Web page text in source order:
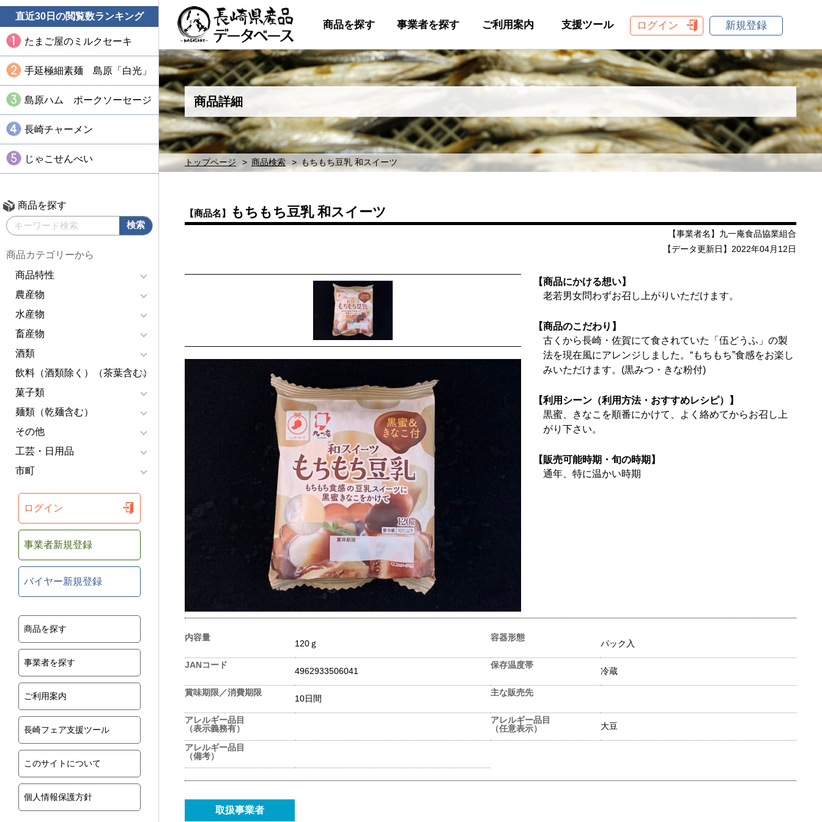
直近30日の閲覧数ランキング
たまご屋のミルクセーキ
手延極細素麺 島原「白光」
島原ハム ポークソーセージ
長崎チャーメン
じゃこせんべい
商品を探す
商品カテゴリーから
商品特性
農産物
水産物
畜産物
酒類
飲料（酒類除く）（茶葉含む）
菓子類
麺類（乾麺含む）
その他
工芸・日用品
市町
ログイン
事業者新規登録
バイヤー新規登録
商品を探す
事業者を探す
ご利用案内
長崎フェア支援ツール
このサイトについて
個人情報保護方針
商品を探す 事業者を探す ご利用案内 支援ツール ログイン 新規登録
商品詳細
トップページ 商品検索 もちもち豆乳 和スイーツ
【商品名】 もちもち豆乳 和スイーツ
【事業者名】九一庵食品協業組合
【データ更新日】2022年04月12日
【商品にかける想い】
老若男女問わずお召し上がりいただけます。
【商品のこだわり】
古くから長崎・佐賀にて食されていた「伍どうふ」の製
法を現在風にアレンジしました。“もちもち”食感をお楽し
みいただけます。(黒みつ・きな粉付)
【利用シーン（利用方法・おすすめレシピ）】
黒蜜、きなこを順番にかけて、よく絡めてからお召し上
がり下さい。
【販売可能時期・旬の時期】
通年、特に温かい時期
内容量
120ｇ
容器形態
パック入
JANコード
4962933506041
保存温度帯
冷蔵
賞味期限／消費期限
10日間
主な販売先
アレルギー品目
（表示義務有）
アレルギー品目
（任意表示）
大豆
アレルギー品目
（備考）
取扱事業者